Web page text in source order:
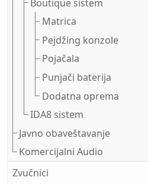
Boutique sistem
Matrica
Pejdžing konzole
Pojačala
Punjači baterija
Dodatna oprema
IDA8 sistem
Javno obaveštavanje
Komercijalni Audio
Zvučnici